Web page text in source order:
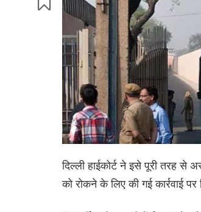
दिल्ली हाईकोर्ट ने इसे पूरी तरह से
को रोकने के लिए की गई कार्रवाई